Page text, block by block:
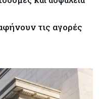
τις αγορές